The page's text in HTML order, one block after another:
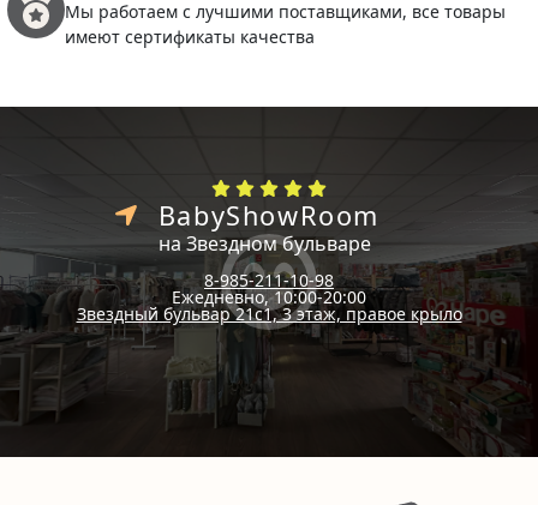
Мы работаем с лучшими поставщиками, все товары
имеют сертификаты качества
BabyShowRoom
на Звездном бульваре
8-985-211-10-98
Ежедневно, 10:00-20:00
Звездный бульвар 21с1, 3 этаж, правое крыло